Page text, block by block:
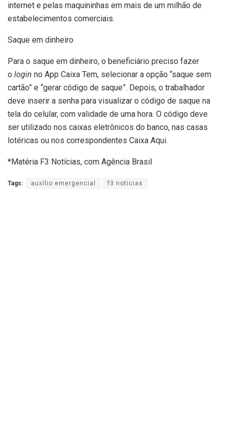
internet e pelas maquininhas em mais de um milhão de
estabelecimentos comerciais.
Saque em dinheiro
Para o saque em dinheiro, o beneficiário preciso fazer
o login no App Caixa Tem, selecionar a opção “saque sem
cartão” e “gerar código de saque”. Depois, o trabalhador
deve inserir a senha para visualizar o código de saque na
tela do celular, com validade de uma hora. O código deve
ser utilizado nos caixas eletrônicos do banco, nas casas
lotéricas ou nos correspondentes Caixa Aqui.
*Matéria F3 Notícias, com Agência Brasil
Tags: auxílio emergencial f3 noticias